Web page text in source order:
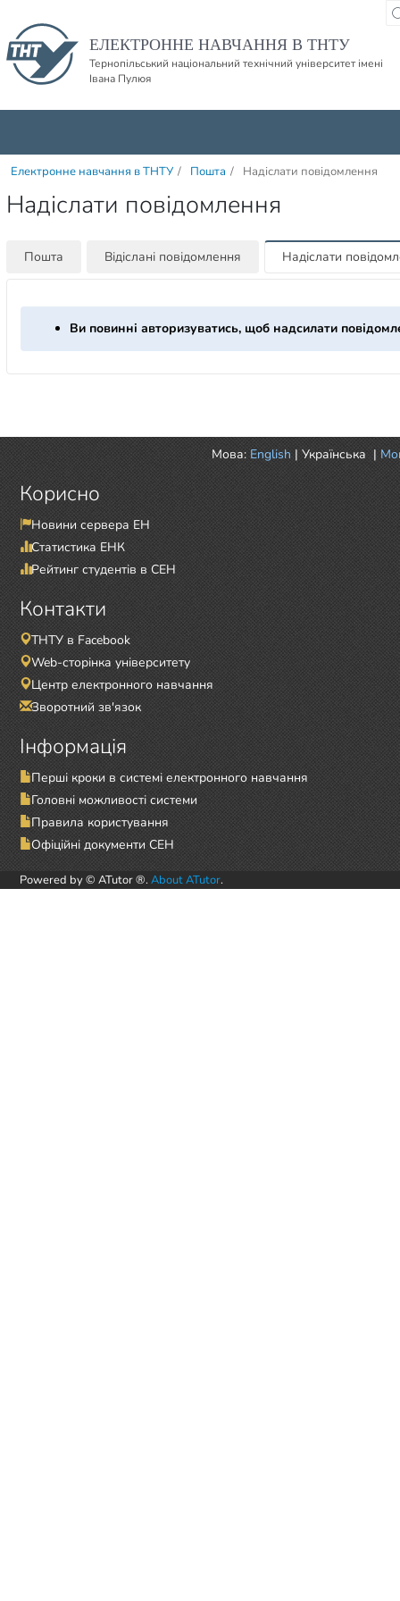
ЕЛЕКТРОННЕ НАВЧАННЯ В ТНТУ
Тернопільський національний технічний університет імені
Івана Пулюя
Електронне навчання в ТНТУ / Пошта / Надіслати повідомлення
Надіслати повідомлення
Пошта Відіслані повідомлення Надіслати
Ви повинні авторизуватись, щоб надсилати
Мова: English | Українська |
Корисно
Новини сервера ЕН
Статистика ЕНК
Рейтинг студентів в СЕН
Контакти
ТНТУ в Facebook
Web-сторінка університету
Центр електронного навчання
Зворотний зв'язок
Інформація
Перші кроки в системі електронного навчання
Головні можливості системи
Правила користування
Офіційні документи СЕН
Powered by © ATutor ®. About ATutor.